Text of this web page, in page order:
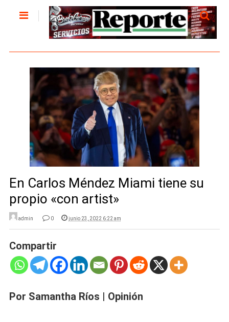
En Carlos Méndez Miami tiene su
propio «con artist»
admin 0 junio 23, 2022 6:22 am
Compartir
Por Samantha Ríos | Opinión